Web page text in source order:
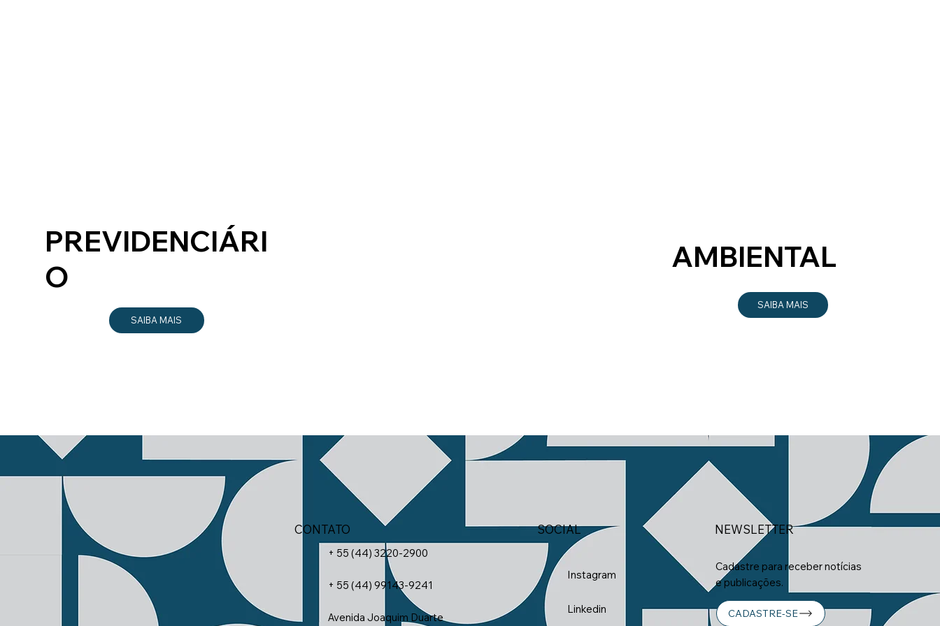
PREVIDENCIÁRI
O
SAIBA MAIS
AMBIENTAL
SAIBA MAIS
CONTATO
+ 55 (44) 3220-2900
+ 55 (44) 99143-9241
Avenida Joaquim Duarte
SOCIAL
Instagram
Linkedin
NEWSLETTER
Cadastre para receber notícias
e publicações.
CADASTRE-SE